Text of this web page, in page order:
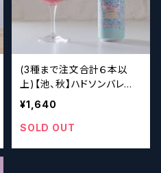
(3種まで注文合計６本以
上)【池、秋】ハドソンバレ
ー Hudson Valley Gly
cerin Pink Guava & Red
Currant
¥1,640
SOLD OUT